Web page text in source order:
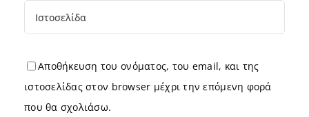
Αποθήκευση του ονόματος, του email, και της
ιστοσελίδας στον browser μέχρι την επόμενη φορά
που θα σχολιάσω.